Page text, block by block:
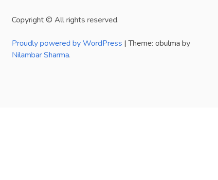
Copyright © All rights reserved.
Proudly powered by WordPress |Theme: obulma by
Nilambar Sharma.